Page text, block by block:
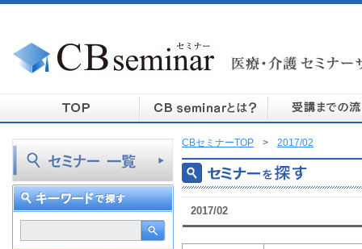
CBセミナーTOP > 2017/02
2017/02